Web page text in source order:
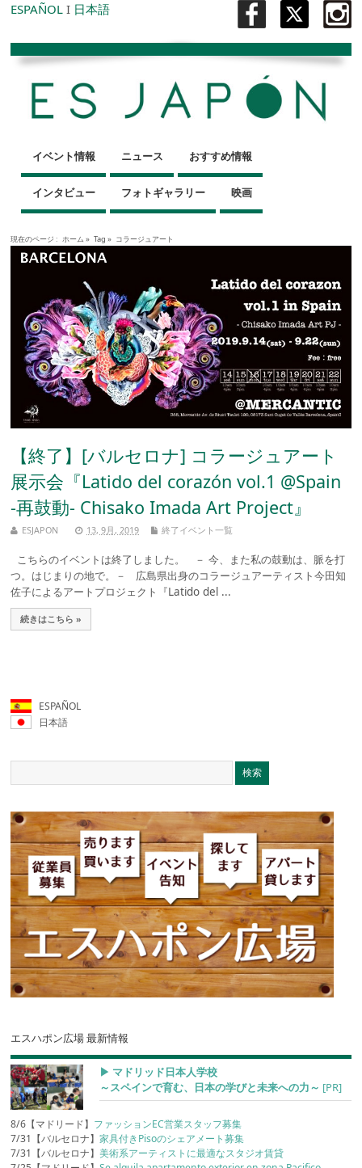
ESPAÑOL I 日本語
イベント情報 ニュース おすすめ情報
インタビュー フォトギャラリー 映画
現在のページ : ホーム » Tag » コラージュアート
【終了】[バルセロナ] コラージュアート
展示会『Latido del corazón vol.1 @Spain
-再鼓動- Chisako Imada Art Project』
ESJAPON 13, 9月, 2019 終了イベント一覧
こちらのイベントは終了しました。 － 今、また私の鼓動は、脈を打
つ。はじまりの地で。－ 広島県出身のコラージュアーティスト今田知
佐子によるアートプロジェクト『Latido del ...
続きはこちら »
ESPAÑOL
日本語
エスハポン広場 最新情報
▶︎ マドリッド日本人学校
～スペインで育む、日本の学びと未来への力～ [PR]
8/6【マドリード】 ファッションEC営業スタッフ募集
7/31【バルセロナ】家具付きPisoのシェアメート募集
7/31【バルセロナ】美術系アーティストに最適なスタジオ賃貸